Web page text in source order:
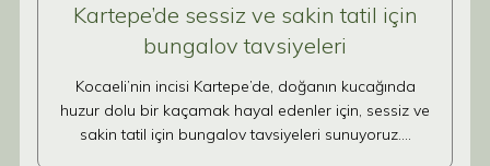
Kartepe’de sessiz ve sakin tatil için
bungalov tavsiyeleri
Kocaeli’nin incisi Kartepe’de, doğanın kucağında
huzur dolu bir kaçamak hayal edenler için, sessiz ve
sakin tatil için bungalov tavsiyeleri sunuyoruz.…